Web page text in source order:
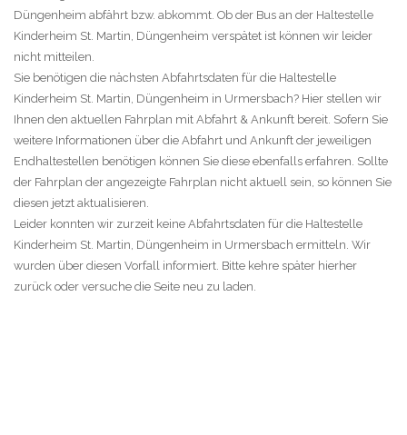
Düngenheim abfährt bzw. abkommt. Ob der Bus an der Haltestelle
Kinderheim St. Martin, Düngenheim verspätet ist können wir leider
nicht mitteilen.
Sie benötigen die nächsten Abfahrtsdaten für die Haltestelle
Kinderheim St. Martin, Düngenheim in Urmersbach? Hier stellen wir
Ihnen den aktuellen Fahrplan mit Abfahrt & Ankunft bereit. Sofern Sie
weitere Informationen über die Abfahrt und Ankunft der jeweiligen
Endhaltestellen benötigen können Sie diese ebenfalls erfahren. Sollte
der Fahrplan der angezeigte Fahrplan nicht aktuell sein, so können Sie
diesen jetzt aktualisieren.
Leider konnten wir zurzeit keine Abfahrtsdaten für die Haltestelle
Kinderheim St. Martin, Düngenheim in Urmersbach ermitteln. Wir
wurden über diesen Vorfall informiert. Bitte kehre später hierher
zurück oder versuche die Seite neu zu laden.